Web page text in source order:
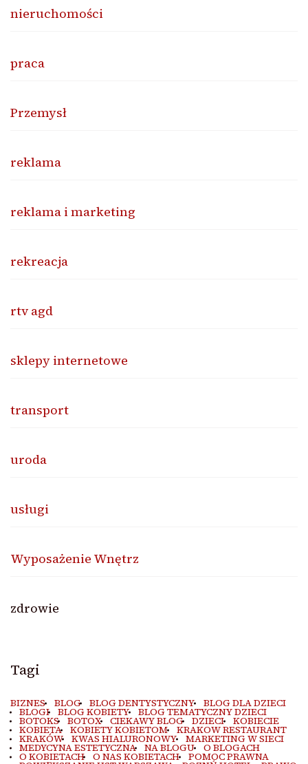
nieruchomości
praca
Przemysł
reklama
reklama i marketing
rekreacja
rtv agd
sklepy internetowe
transport
uroda
usługi
Wyposażenie Wnętrz
zdrowie
Tagi
BIZNES BLOG BLOG DENTYSTYCZNY BLOG DLA DZIECI
BLOGI BLOG KOBIETY BLOG TEMATYCZNY DZIECI
BOTOKS BOTOX CIEKAWY BLOG DZIECI KOBIECIE
KOBIETA KOBIETY KOBIETOM KRAKOW RESTAURANT
KRAKÓW KWAS HIALURONOWY MARKETING W SIECI
MEDYCYNA ESTETYCZNA NA BLOGU O BLOGACH
O KOBIETACH O NAS KOBIETACH POMOC PRAWNA